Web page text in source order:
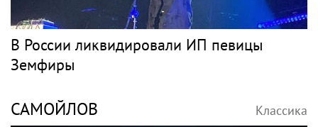
В России ликвидировали ИП певицы
Земфиры
САМОЙЛОВ Классика